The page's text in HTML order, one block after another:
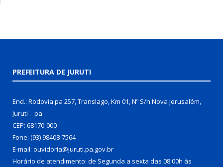
PREFEITURA DE JURUTI
End.: Rodovia pa 257, Translago, Km 01, Nº S/n Nova Jerusalém,
Juruti – pa
CEP: 68170-000
Fone: (93) 98408-7564
E-mail: ouvidoria@juruti.pa.gov.br
Horário de atendimento: de Segunda a sexta das 08:00h às